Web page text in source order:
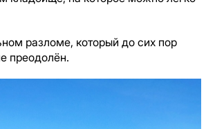
разломе, который до сих пор
преодолён.